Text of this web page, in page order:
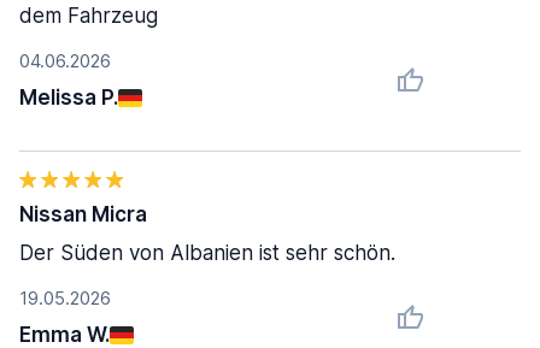
04.06.2026
Melissa P.
dem Fahrzeug
19.05.2026
Emma W.
Nissan Micra
Der Süden von Albanien ist sehr schön.